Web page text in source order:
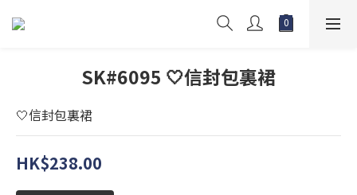
SK#6095 🤍信封包裏裙
🤍信封包裏裙
HK$238.00